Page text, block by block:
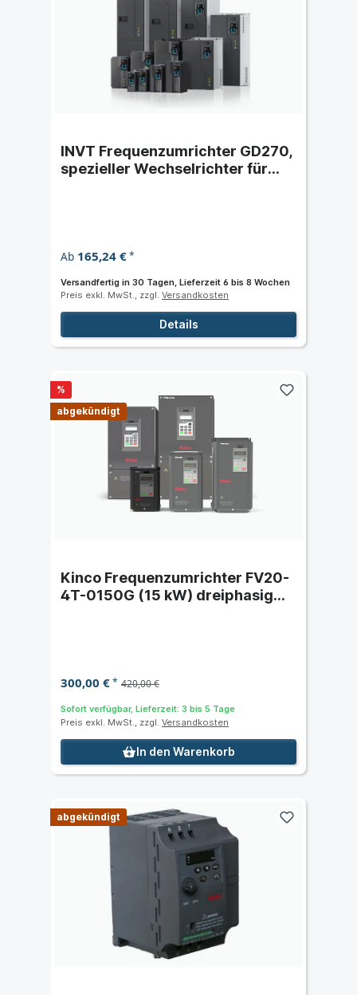
INVT Frequenzumrichter GD270,
spezieller Wechselrichter für
Ab 165,24 €*
Versandfertig in 30 Tagen, Lieferzeit 6 bis 8 Wochen
Preis exkl. MwSt., zzgl. Versandkosten
Details
%
abgekündigt
Kinco Frequenzumrichter FV20-
4T-0150G (15 kW) dreiphasig
300,00 €* 420,00 €
Sofort verfügbar, Lieferzeit: 3 bis 5 Tage
Preis exkl. MwSt., zzgl. Versandkosten
In den Warenkorb
abgekündigt